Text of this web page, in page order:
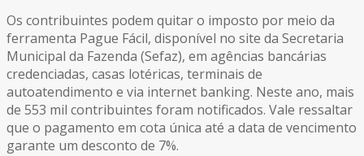
Os contribuintes podem quitar o imposto por meio da
ferramenta Pague Fácil, disponível no site da Secretaria
Municipal da Fazenda (Sefaz), em agências bancárias
credenciadas, casas lotéricas, terminais de
autoatendimento e via internet banking. Neste ano, mais
de 553 mil contribuintes foram notificados. Vale ressaltar
que o pagamento em cota única até a data de vencimento
garante um desconto de 7%.